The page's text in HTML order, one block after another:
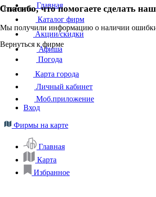
Отменить
Спасибо, что помогаете сделать
Мы получили информацию о наличии
Вернуться к фирме
Главная
Каталог фирм
Акции/скидки
Афиша
Погода
Карта города
Личный кабинет
Моб.приложение
Вход
Фирмы на карте
Главная
Карта
Избранное